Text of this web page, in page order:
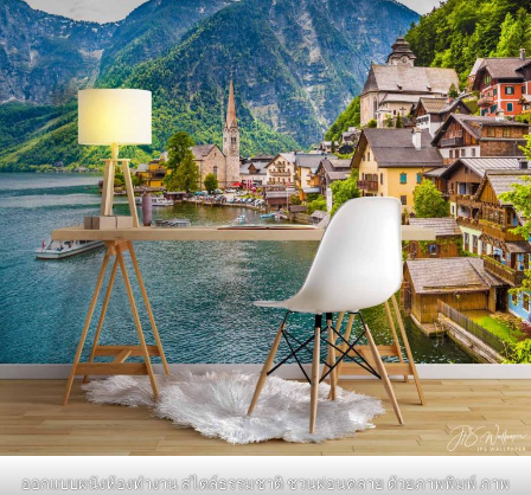
ออกแบบผนังห้องทำงาน สไตล์ธรรมชาติ ชวนผ่อนคลาย ด้วยภาพพิมพ์ ภาพ